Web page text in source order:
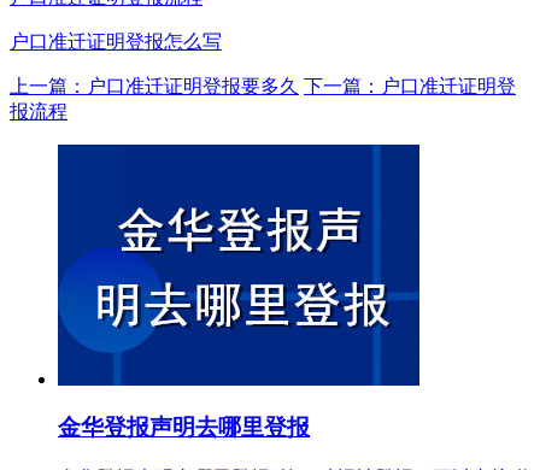
户口准迁证明登报怎么写
上一篇：户口准迁证明登报要多久 下一篇：户口准迁证明登
报流程
金华登报声明去哪里登报